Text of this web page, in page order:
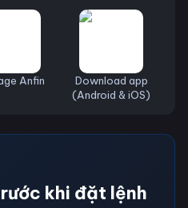
Anfin
Download app
(Android & iOS)
khi đặt lệnh